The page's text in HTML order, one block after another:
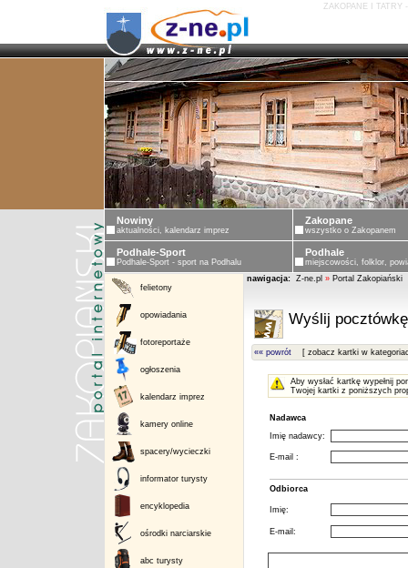
ZAKOPANE I TATRY
Nowiny
aktualności, kalendarz imprez
Zakopane
wszystko o Zakopanem
Podhale-Sport
Podhale-Sport - sport na Podhalu
Podhale
miejscowości, folklor,
felietony
opowiadania
fotoreportaże
ogłoszenia
kalendarz imprez
kamery online
spacery/wycieczki
informator turysty
encyklopedia
ośrodki narciarskie
abc turysty
nawigacja: Z-ne.pl » Portal Zakopiański
Wyślij
«« powrót [ zobacz kartki w
Aby wysłać kartkę wypełnij
Twojej kartki z poniższych
Nadawca
Imię nadawcy:
E-mail :
Odbiorca
Imię:
E-mail: